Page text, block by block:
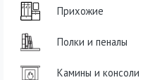
Прихожие
Полки и пеналы
Камины и консоли